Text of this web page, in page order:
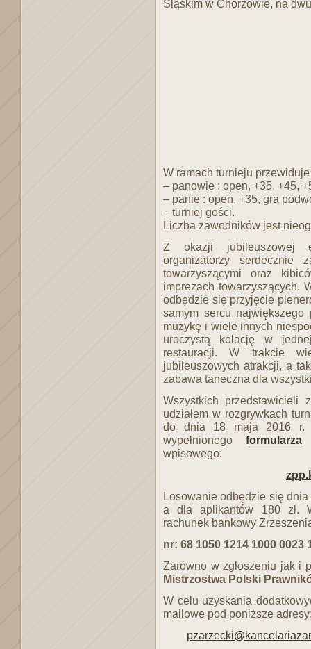
Śląskim w Chorzowie, na
W ramach turnieju
– panowie : open, +35, +45,
– panie : open, +35, gra
– turniej gości.
Liczba zawodników jest
Z okazji jubileuszowej
organizatorzy serdecznie
towarzyszącymi oraz
imprezach towarzyszących.
odbędzie się przyjęcie
samym sercu największego
muzykę i wiele innych
uroczystą kolację w
restauracji. W trakcie
jubileuszowych atrakcji, a
zabawa taneczna dla
Wszystkich przedstawicieli
udziałem w rozgrywkach
do dnia 18 maja 2016 r.
wypełnionegoformularza
wpisowego:
Losowanie odbędzie się dnia
a dla aplikantów 180 zł.
rachunek bankowy
nr: 68 1050 1214 1000 0023
Zarówno w zgłoszeniu jak i
Mistrzostwa Polski
W celu uzyskania
mailowe pod poniższe